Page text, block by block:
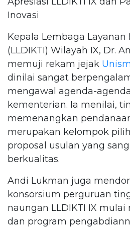
Inovasi
Kepala Lembaga
(LLDIKTI) Wilayah IX, Dr.
memuji rekam jejak
dinilai sangat
mengawal agenda-
kementerian. Ia menilai,
memenangkan
merupakan kelompok
proposal usulan yang
berkualitas.
Andi Lukman juga
konsorsium perguruan
naungan LLDIKTI IX
dan program